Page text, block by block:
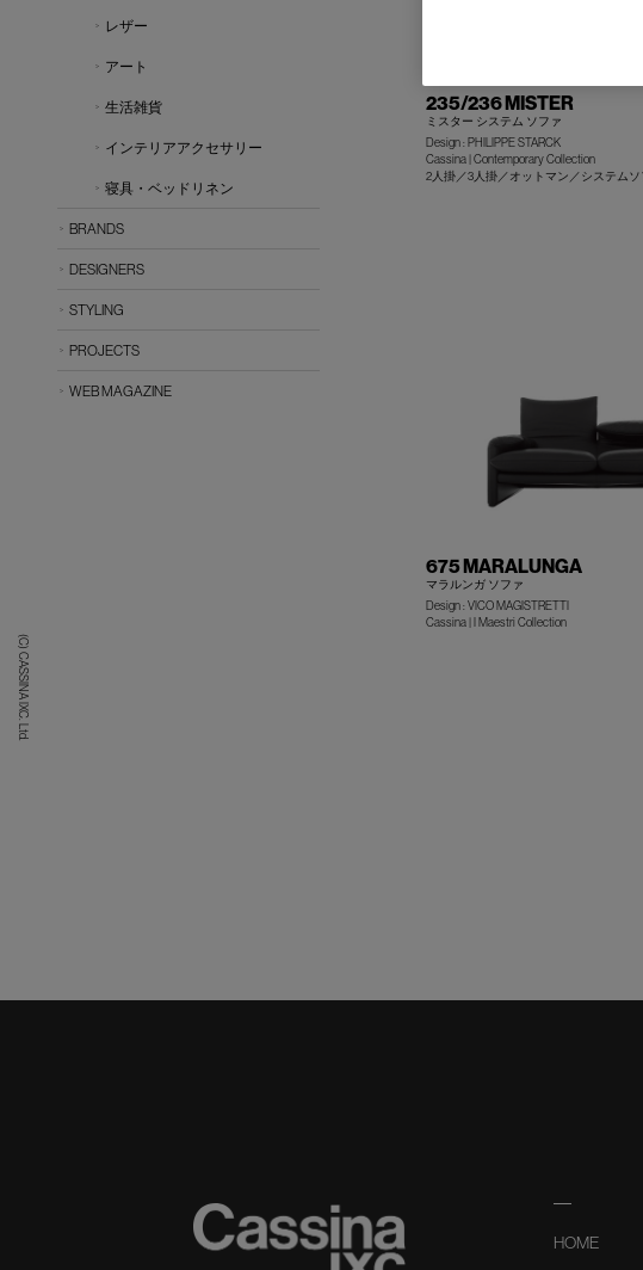
(C) CASSINA IXC. Ltd.
235/236 MISTER
ミスター システム ソファ
Design : PHILIPPE STARCK
Cassina | Contemporary Collection
2人掛／3人掛／オットマン／システムソ
675 MARALUNGA
マラルンガ ソファ
Design : VICO MAGISTRETTI
Cassina | I Maestri Collection
レザー
アート
生活雑貨
インテリアアクセサリー
寝具・ベッドリネン
BRANDS
DESIGNERS
STYLING
PROJECTS
WEB MAGAZINE
HOME